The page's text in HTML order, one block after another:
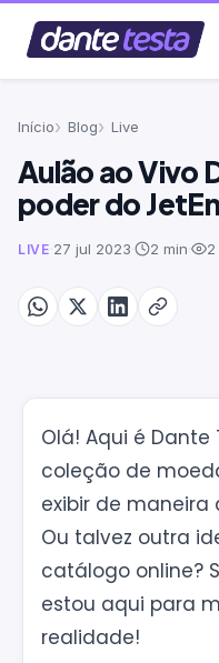
Início Blog Live
Aulão ao Vivo
poder do
LIVE·27 jul 2023· 2 min· 2
Olá! Aqui é
coleção de
exibir de
Ou talvez outra
catálogo online?
estou aqui para
realidade!